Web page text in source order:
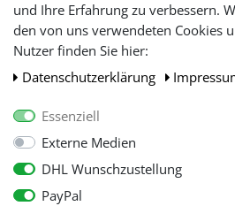
und Ihre Erfahrung zu verbessern.
den von uns verwendeten Cookies
Nutzer finden Sie hier:
Daten­schutz­erklärung
Essenziell
Externe Medien
DHL Wunschzustellung
PayPal
WIR AKZEPTIEREN